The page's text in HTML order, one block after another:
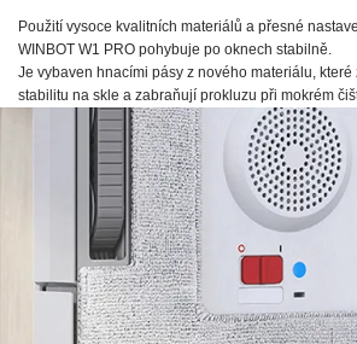
Použití vysoce kvalitních materiálů a přesné
WINBOT W1 PRO pohybuje po oknech stabilně.
Je vybaven hnacími pásy z nového materiálu,
stabilitu na skle a zabraňují prokluzu při mokrém